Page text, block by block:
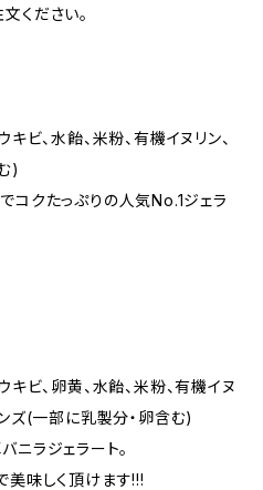
ください。
ビ、水飴、米粉、有機イヌリン、
)
コクたっぷりの人気No.1ジェラ
ビ、卵黄、水飴、米粉、有機イヌ
ズ(一部に乳製分・卵含む)
ニラジェラート。
美味しく頂けます!!!